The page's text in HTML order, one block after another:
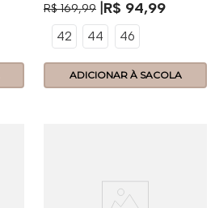
R$ 169,99 R$ 94,99
42 44 46
ADICIONAR À SACOLA